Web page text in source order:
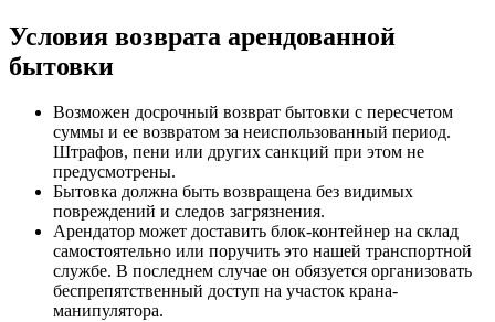
Условия возврата арендованной
бытовки
Возможен досрочный возврат бытовки с пересчетом
суммы и ее возвратом за неиспользованный период.
Штрафов, пени или других санкций при этом не
предусмотрены.
Бытовка должна быть возвращена без видимых
повреждений и следов загрязнения.
Арендатор может доставить блок-контейнер на склад
самостоятельно или поручить это нашей транспортной
службе. В последнем случае он обязуется организовать
беспрепятственный доступ на участок крана-
манипулятора.